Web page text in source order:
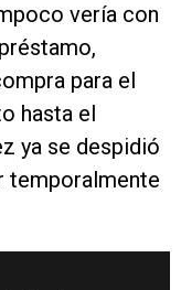
vería con
para el
hasta el
ya se despidió
temporalmente